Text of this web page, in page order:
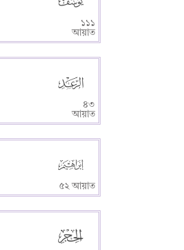
১১১
আয়াত
৪৩
আয়াত
৫২ আয়াত